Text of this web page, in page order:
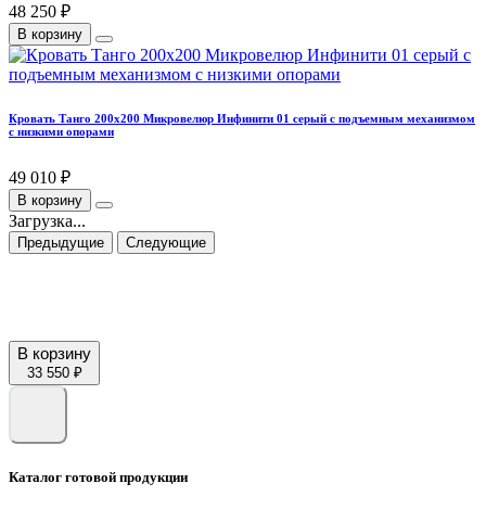
48 250 ₽
В корзину
Кровать Танго 200х200 Микровелюр Инфинити 01 серый с подъемным механизмом
с низкими опорами
49 010 ₽
В корзину
Загрузка...
Предыдущие Следующие
В корзину
33 550 ₽
Каталог готовой продукции